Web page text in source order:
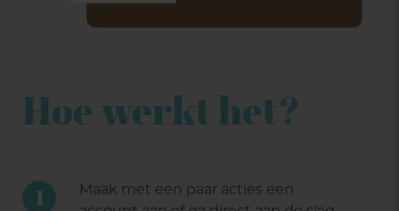
Hoe werkt het?
1
Maak met een paar acties een